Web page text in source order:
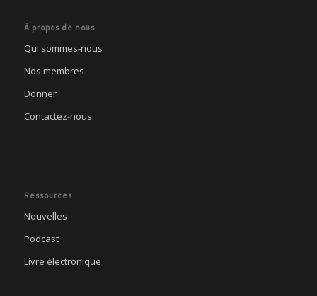
À propos de nous
Qui sommes-nous
Nos membres
Donner
Contactez-nous
Ressources
Nouvelles
Podcast
Livre électronique